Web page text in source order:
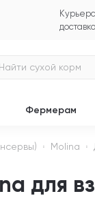
доставка
Фермерам
Molina
для